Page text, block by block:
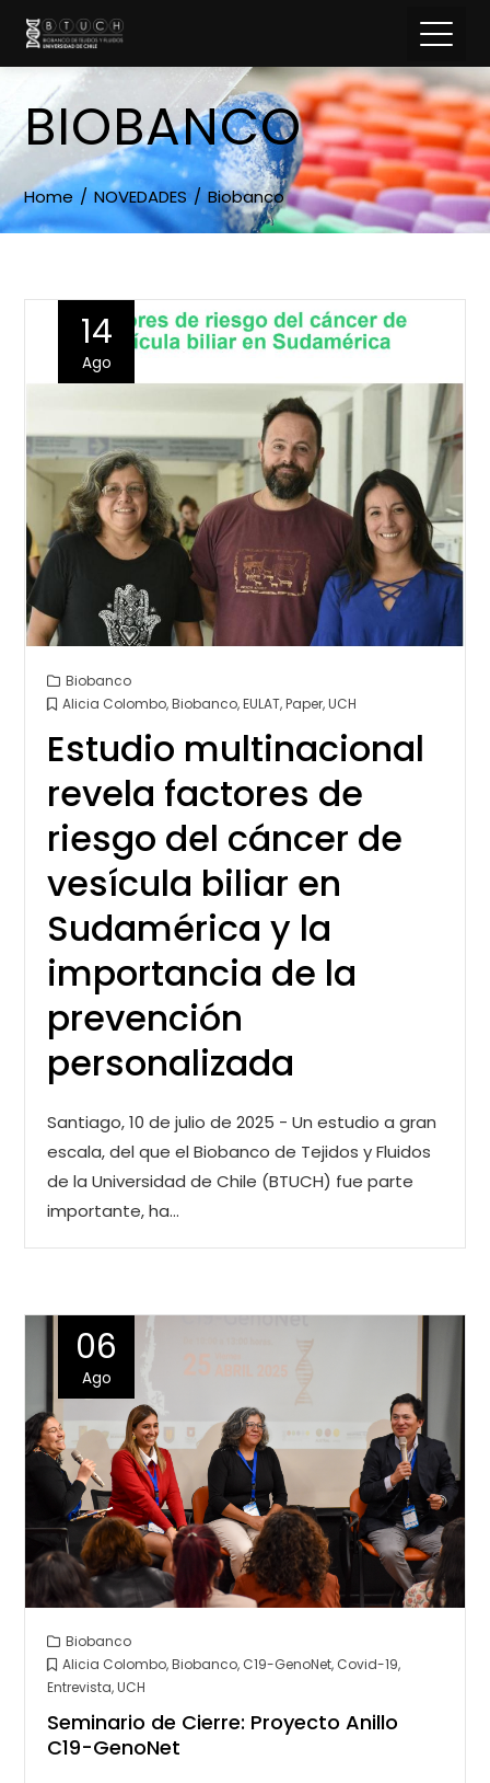
BIOBANCO
Home NOVEDADES Biobanco
14
Ago
Biobanco
Alicia Colombo,Biobanco,EULAT,Paper,UCH
Estudio multinacional
revela factores de
riesgo del cáncer de
vesícula biliar en
Sudamérica y la
importancia de la
prevención
personalizada
Santiago, 10 de julio de 2025 - Un estudio a gran
escala, del que el Biobanco de Tejidos y Fluidos
de la Universidad de Chile (BTUCH) fue parte
importante, ha…
06
Ago
Biobanco
Alicia Colombo,Biobanco, C19-GenoNet, Covid-19,
Entrevista,UCH
Seminario de Cierre: Proyecto Anillo
C19-GenoNet